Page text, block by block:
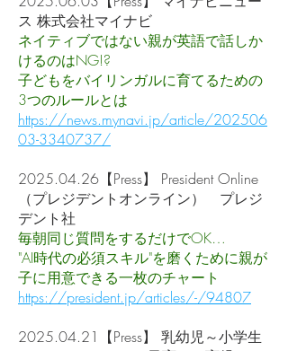
ス 株式会社マイナビ
ネイティブではない親が英語で話しか
けるのはNG!?
子どもをバイリンガルに育てるための
3つのルールとは
https://news.mynavi.jp/article/202506
03-3340737/
2025.04.26 【Press】 President Online
（プレジデントオンライン） プレジ
デント社
毎朝同じ質問をするだけでOK…
"AI時代の必須スキル"を磨くために親が
子に用意できる一枚のチャート
https://president.jp/articles/-/94807
2025.04.21
【Press】 乳幼児～小学生